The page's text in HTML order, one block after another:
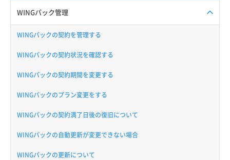
WINGパック管理
WINGパックの契約を管理する
WINGパックの契約状況を確認する
WINGパックの契約期間を変更する
WINGパックのプラン変更をする
WINGパックの契約満了日後の復旧について
WINGパックの自動更新が変更できない場合
WINGパックの更新について